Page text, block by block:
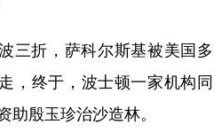
折，萨科尔斯基被美国多
，终于，波士顿一家机构同
助殷玉珍治沙造林。